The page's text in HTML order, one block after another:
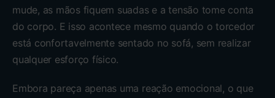
mude, as mãos fiquem suadas e a tensão tome conta
do corpo. E isso acontece mesmo quando o torcedor
está confortavelmente sentado no sofá, sem realizar
qualquer esforço físico.
Embora pareça apenas uma reação emocional, o que